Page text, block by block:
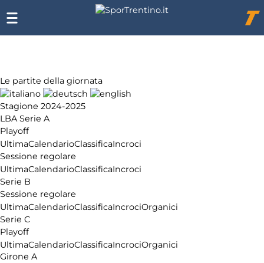
Le partite della giornata
Stagione 2024-2025
LBA Serie A
Playoff
UltimaCalendarioClassificaIncroci
Sessione regolare
UltimaCalendarioClassificaIncroci
Serie B
Sessione regolare
UltimaCalendarioClassificaIncrociOrganici
Serie C
Playoff
UltimaCalendarioClassificaIncrociOrganici
Girone A
Chi
siamo
Affiliazione